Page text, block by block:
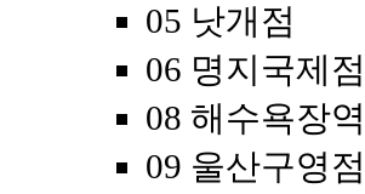
05 낫개점
06 명지국제점
08 해수욕장
09 울산구영점